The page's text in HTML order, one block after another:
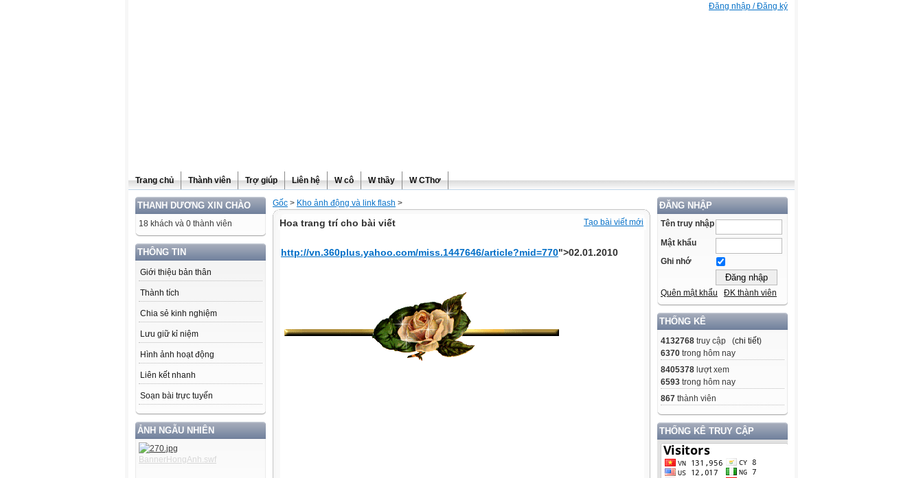
Đăng nhập / Đăng ký
Trang chủ Thành viên Trợ giúp Liên hệ W cô W thầy W CThơ
THANH DƯƠNG XIN CHÀO
18 khách và 0 thành viên
THÔNG TIN
Giới thiệu bản thân
Thành tích
Chia sẻ kinh nghiệm
Lưu giữ kỉ niệm
Hình ảnh hoạt động
Liên kết nhanh
Soạn bài trực tuyến
ẢNH NGẪU NHIÊN
ĐĂNG NHẬP
Tên truy nhập
Mật khẩu
Ghi nhớ
Quên mật khẩu ĐK thành viên
THỐNG KÊ
4132768 truy cập (chi tiết)
6370 trong hôm nay
8405378 lượt xem
6593 trong hôm nay
867 thành viên
THỐNG KÊ TRUY CẬP
Gốc > Kho ảnh động và link flash >
Tạo bài viết mới
Hoa trang trí cho bài viết
http://vn.360plus.yahoo.com/miss.1447646/article?mid=770">02.01.2010